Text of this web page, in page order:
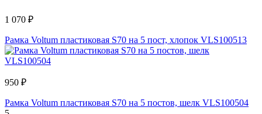
1 070 ₽
Рамка Voltum пластиковая S70 на 5 пост, хлопок VLS100513
950 ₽
Рамка Voltum пластиковая S70 на 5 постов, шелк VLS100504